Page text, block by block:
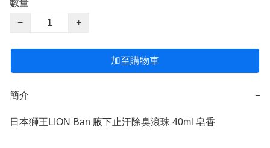
數量
−
+
加至購物車
簡介 −
日本獅王LION Ban 腋下止汗除臭滾珠 40ml 皂香